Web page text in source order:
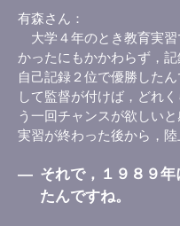
有森さん
大学４年のとき教育実習
かったにもかかわらず，
自己記録２位で優勝した
して監督が付けば，どれ
う一回チャンスが欲しい
実習が終わった後から，
― それで，１９８９
たんですね。